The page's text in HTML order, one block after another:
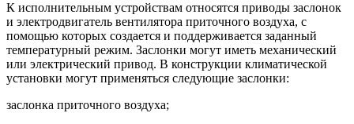
К исполнительным устройствам относятся приводы заслонок
и электродвигатель вентилятора приточного воздуха, с
помощью которых создается и поддерживается заданный
температурный режим. Заслонки могут иметь механический
или электрический привод. В конструкции климатической
установки могут применяться следующие заслонки:
заслонка приточного воздуха;